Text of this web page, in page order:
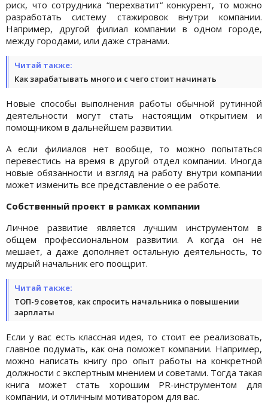
риск, что сотрудника “перехватит“ конкурент, то можно
разработать систему стажировок внутри компании.
Например, другой филиал компании в одном городе,
между городами, или даже странами.
Читай также:
Как зарабатывать много и с чего стоит начинать
Новые способы выполнения работы обычной рутинной
деятельности могут стать настоящим открытием и
помощником в дальнейшем развитии.
А если филиалов нет вообще, то можно попытаться
перевестись на время в другой отдел компании. Иногда
новые обязанности и взгляд на работу внутри компании
может изменить все представление о ее работе.
Собственный проект в рамках компании
Личное развитие является лучшим инструментом в
общем профессиональном развитии. А когда он не
мешает, а даже дополняет остальную деятельность, то
мудрый начальник его поощрит.
Читай также:
ТОП-9 советов, как спросить начальника о повышении
зарплаты
Если у вас есть классная идея, то стоит ее реализовать,
главное подумать, как она поможет компании. Например,
можно написать книгу про опыт работы на конкретной
должности с экспертным мнением и советами. Тогда такая
книга может стать хорошим PR-инструментом для
компании, и отличным мотиватором для вас.